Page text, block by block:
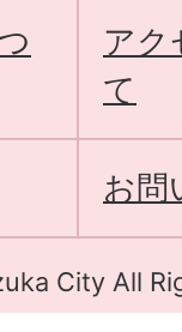
アク
て
お問
City All